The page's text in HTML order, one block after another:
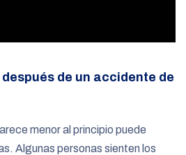
de un accidente de
menor al principio puede
Algunas personas sienten los